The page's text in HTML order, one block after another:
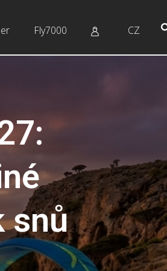
Fly7000 CZ
snů